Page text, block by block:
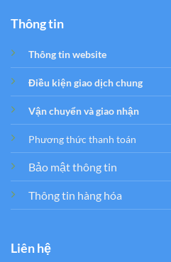
Thông tin
Thông tin website
Điều kiện giao dịch chung
Vận chuyển và giao nhận
Phương thức thanh toán
Bảo mật thông tin
Thông tin hàng hóa
Liên hệ